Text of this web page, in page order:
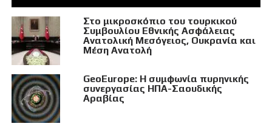
Στο μικροσκόπιο του τουρκικού
Συμβουλίου Εθνικής Ασφάλειας
Ανατολική Μεσόγειος, Ουκρανία και
Μέση Ανατολή
GeoEurope: Η συμφωνία πυρηνικής
συνεργασίας ΗΠΑ-Σαουδικής
Αραβίας